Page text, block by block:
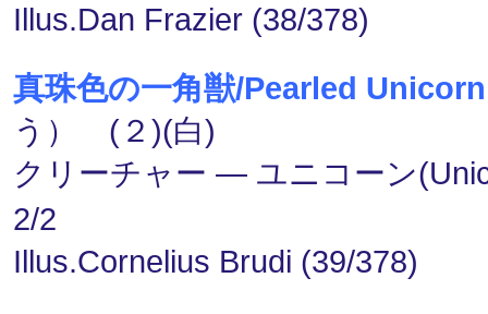
Illus.Dan Frazier (38/378)
真珠色の一角獣/Pearled Unicorn
う） (２)(白)
クリーチャー ― ユニコーン
2/2
Illus.Cornelius Brudi (39/378)